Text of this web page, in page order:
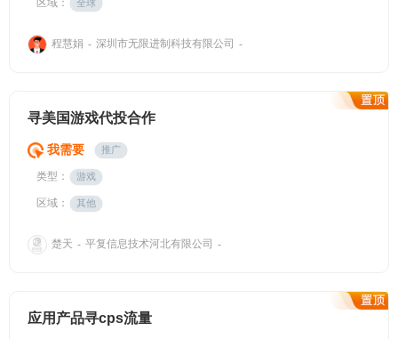
区域：
程慧娟 - 深圳市无限进制科技有限公司 -
寻美国游戏代投合作
我需要 推广
类型： 游戏
区域： 其他
楚天 - 平复信息技术河北有限公司 -
应用产品寻cps流量